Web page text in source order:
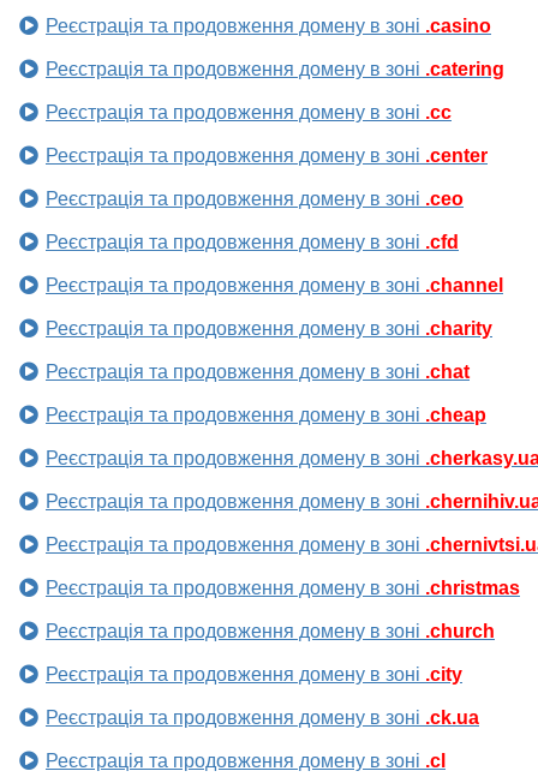
Реєстрація та продовження домену в зоні .casino
Реєстрація та продовження домену в зоні .catering
Реєстрація та продовження домену в зоні .cc
Реєстрація та продовження домену в зоні .center
Реєстрація та продовження домену в зоні .ceo
Реєстрація та продовження домену в зоні .cfd
Реєстрація та продовження домену в зоні .channel
Реєстрація та продовження домену в зоні .charity
Реєстрація та продовження домену в зоні .chat
Реєстрація та продовження домену в зоні .cheap
Реєстрація та продовження домену в зоні
Реєстрація та продовження домену в зоні
Реєстрація та продовження домену в зоні
Реєстрація та продовження домену в зоні .christmas
Реєстрація та продовження домену в зоні .church
Реєстрація та продовження домену в зоні .city
Реєстрація та продовження домену в зоні .ck.ua
Реєстрація та продовження домену в зоні .cl